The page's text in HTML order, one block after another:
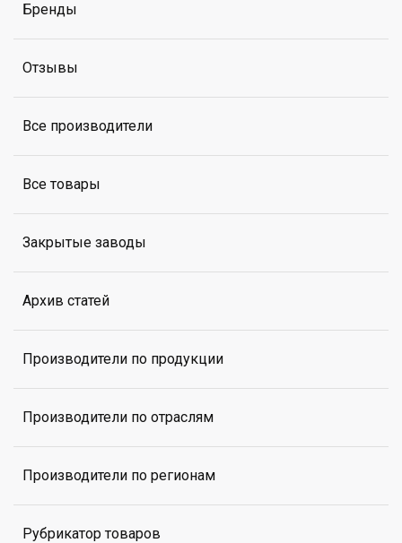
Бренды
Отзывы
Все производители
Все товары
Закрытые заводы
Архив статей
Производители по продукции
Производители по отраслям
Производители по регионам
Рубрикатор товаров